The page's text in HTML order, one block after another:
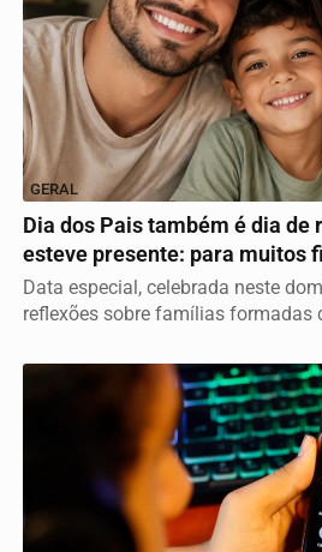
GERAL
Dia dos Pais também é dia de
esteve presente: para muitos
Data especial, celebrada neste
reflexões sobre famílias formadas